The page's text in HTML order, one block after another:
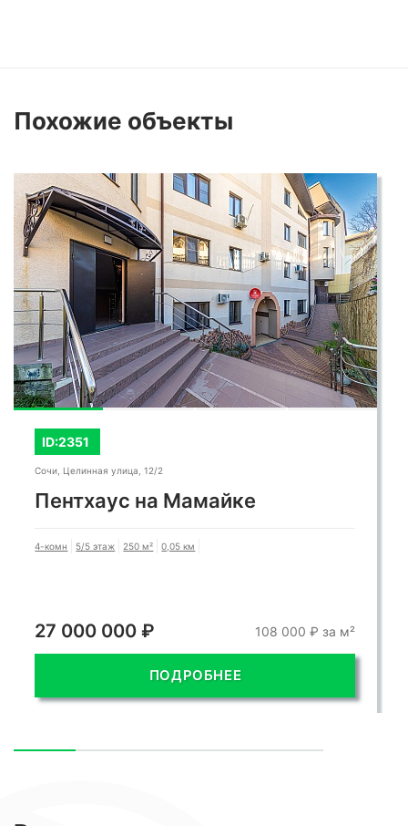
Похожие объекты
ID:2351
Сочи, Целинная улица, 12/2
Пентхаус на Мамайке
4-комн 5/5 этаж 250 м² 0,05 км
27 000 000 ₽ 108 000 ₽ за м²
ПОДРОБНЕЕ